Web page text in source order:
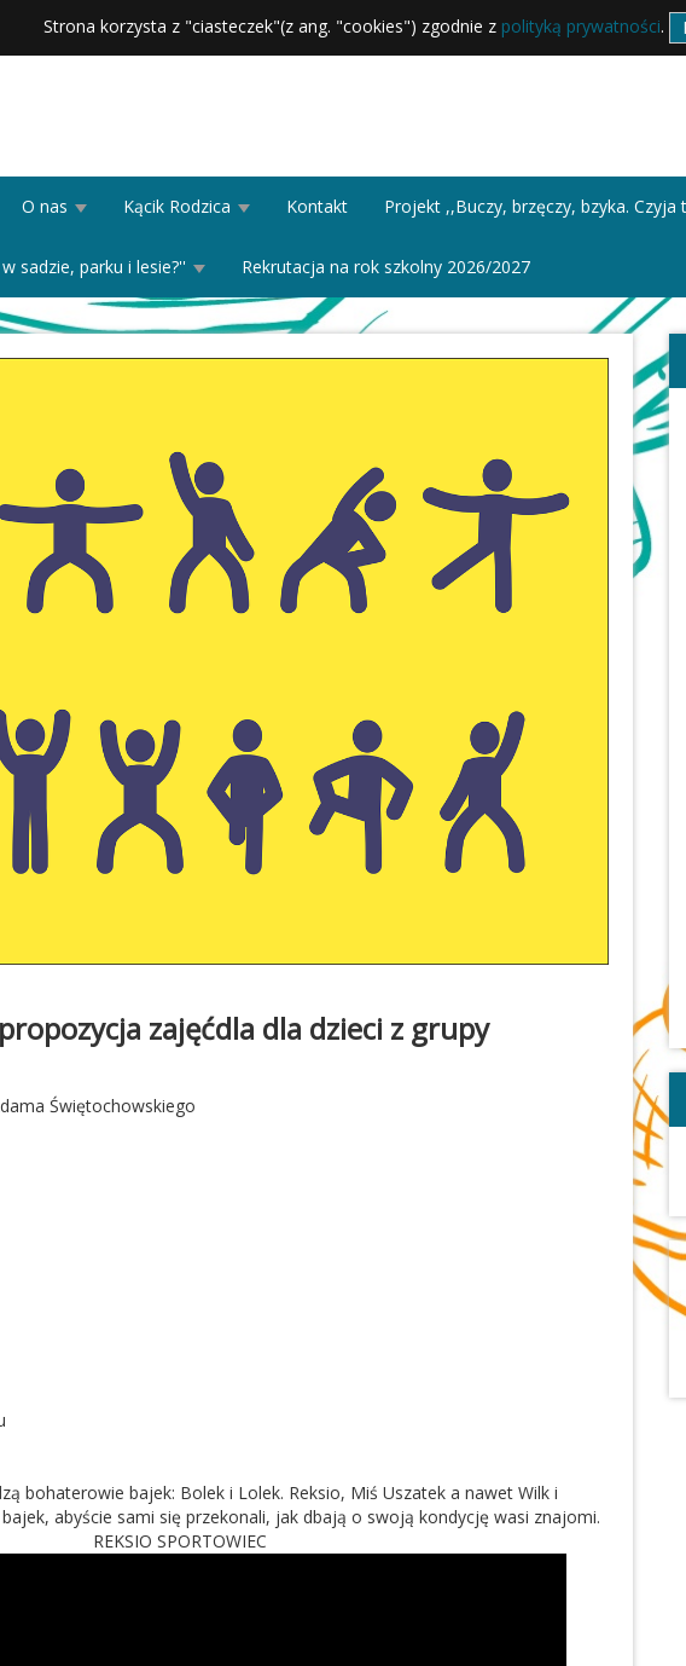
Strona korzysta z "ciasteczek"(z ang. "cookies") zgodnie z polityką prywatności.
O nas Kącik Rodzica Kontakt Projekt ,,Buczy, brzęczy, bzyka.
sadzie, parku i lesie?'' Rekrutacja na rok szkolny 2026/2027
zajęćdla dla dzieci z grupy
Świętochowskiego
bohaterowie bajek: Bolek i Lolek. Reksio, Miś Uszatek a nawet Wilk i
abyście sami się przekonali, jak dbają o swoją kondycję wasi znajomi.
REKSIO SPORTOWIEC